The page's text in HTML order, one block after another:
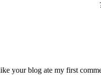
your blog ate my first